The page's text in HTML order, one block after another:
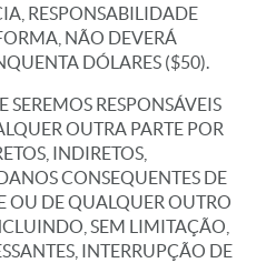
RESPONSABILIDADE
NÃO DEVERÁ
DÓLARES ($50).
RESPONSÁVEIS
OUTRA PARTE POR
INDIRETOS,
CONSEQUENTES DE
OU DE QUALQUER OUTRO
SEM LIMITAÇÃO,
INTERRUPÇÃO DE